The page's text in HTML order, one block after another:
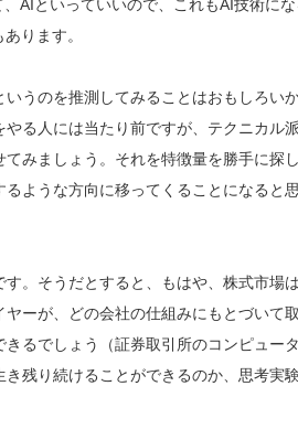
AIといっていいので、これもAI技術にな
ります。
うのを推測してみることはおもしろい
る人には当たり前ですが、テクニカル
みましょう。それを特徴量を勝手に探し
ような方向に移ってくることになると
。そうだとすると、もはや、株式市場は
ーが、どの会社の仕組みにもとづいて取
るでしょう（証券取引所のコンピュー
残り続けることができるのか、思考実